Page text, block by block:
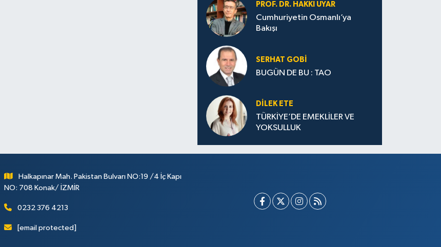
PROF. DR. HAKKI UYAR
Cumhuriyetin Osmanlı’ya
Bakışı
SERHAT GOBİ
BUGÜN DE BU : TAO
DILEK ETE
TÜRKİYE’DE EMEKLİLER VE
YOKSULLUK
Halkapınar Mah. Pakistan Bulvarı NO:19 /4 İç Kapı
NO: 708 Konak/ İZMİR
0232 376 4213
[email protected]